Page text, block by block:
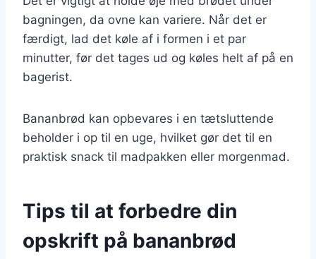
bagningen, da ovne kan variere. Når det er
færdigt, lad det køle af i formen i et par
minutter, før det tages ud og køles helt af på en
bagerist.
Bananbrød kan opbevares i en tætsluttende
beholder i op til en uge, hvilket gør det til en
praktisk snack til madpakken eller morgenmad.
Tips til at forbedre din
opskrift på bananbrød